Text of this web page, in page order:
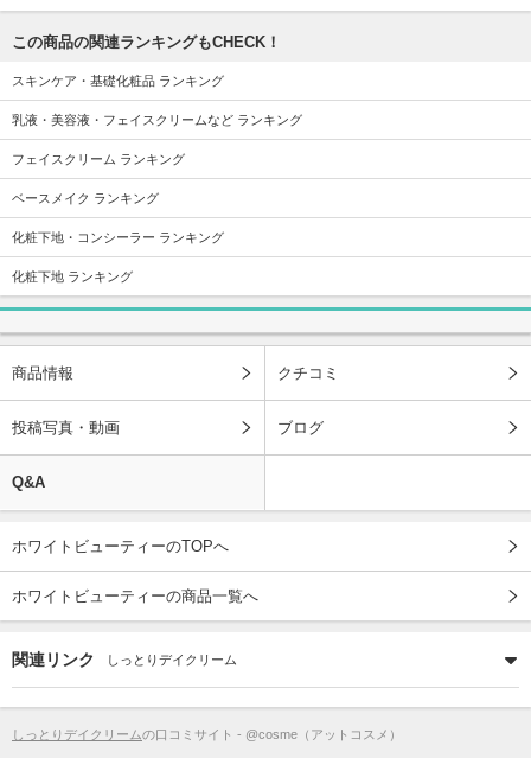
この商品の関連ランキングもCHECK！
スキンケア・基礎化粧品 ランキング
乳液・美容液・フェイスクリームなど ランキング
フェイスクリーム ランキング
ベースメイク ランキング
化粧下地・コンシーラー ランキング
化粧下地 ランキング
商品情報 クチコミ
投稿写真・動画 ブログ
Q&A
ホワイトビューティーのTOPへ
ホワイトビューティーの商品一覧へ
関連リンク しっとりデイクリーム
しっとりデイクリームの口コミサイト - @cosme（アットコスメ）